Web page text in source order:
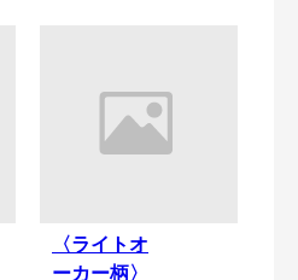
〈ライトオ
ーカー柄〉